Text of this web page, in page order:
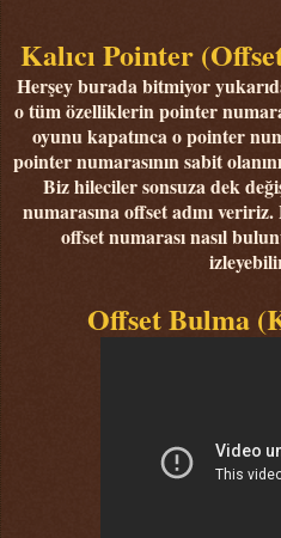
Kalıcı Pointer
Herşey burada bitmiyor
o tüm özelliklerin pointer
oyunu kapatınca o pointer
pointer numarasının sabit
Biz hileciler sonsuza dek
numarasına offset adını
offset numarası nasıl
Offset Bulma